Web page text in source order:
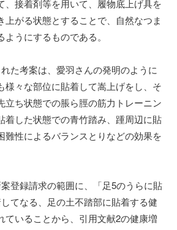
、接着剤等を用いて、履物底上げ具を
上がる状態とすることで、自然なつま
うにするものである。
た考案は、愛羽さんの発明のように
様々な部位に貼着して嵩上げをし、そ
立ち状態での脹ら脛の筋力トレーニン
着した状態での青竹踏み、踵周辺に貼
難性によるバランスとりなどの効果を
登録請求の範囲に、「足5のうらに貼
てなる、足の土不踏部に貼着する健
ていることから、引用文献2の健康増